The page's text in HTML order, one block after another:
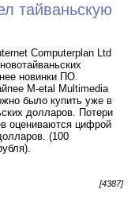
тайваньскую
Computerplan Ltd
новинки ПО.
M-etal Multimedia
было купить уже в
долларов. Потери
оцениваются цифрой
(100
[4387]